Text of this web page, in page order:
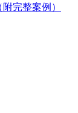
完整案例）